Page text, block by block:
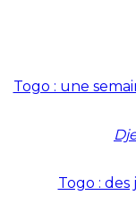
Togo : une
Togo :